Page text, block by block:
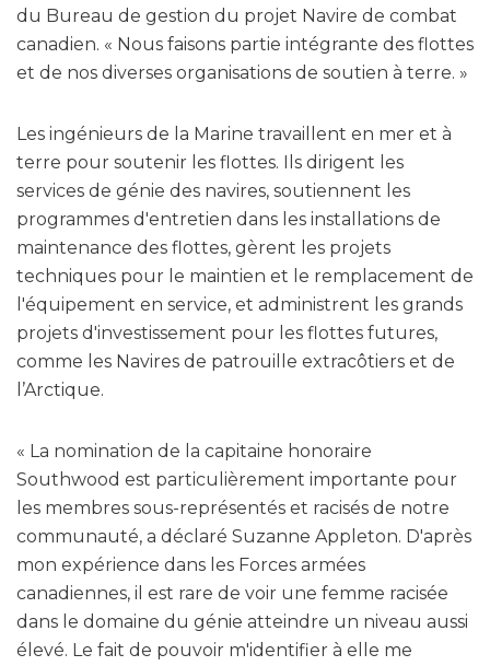
du Bureau de gestion du projet Navire de combat
canadien. « Nous faisons partie intégrante des flottes
et de nos diverses organisations de soutien à terre. »
Les ingénieurs de la Marine travaillent en mer et à
terre pour soutenir les flottes. Ils dirigent les
services de génie des navires, soutiennent les
programmes d'entretien dans les installations de
maintenance des flottes, gèrent les projets
techniques pour le maintien et le remplacement de
l'équipement en service, et administrent les grands
projets d'investissement pour les flottes futures,
comme les Navires de patrouille extracôtiers et de
l’Arctique.
« La nomination de la capitaine honoraire
Southwood est particulièrement importante pour
les membres sous-représentés et racisés de notre
communauté, a déclaré Suzanne Appleton. D'après
mon expérience dans les Forces armées
canadiennes, il est rare de voir une femme racisée
dans le domaine du génie atteindre un niveau aussi
élevé. Le fait de pouvoir m'identifier à elle me